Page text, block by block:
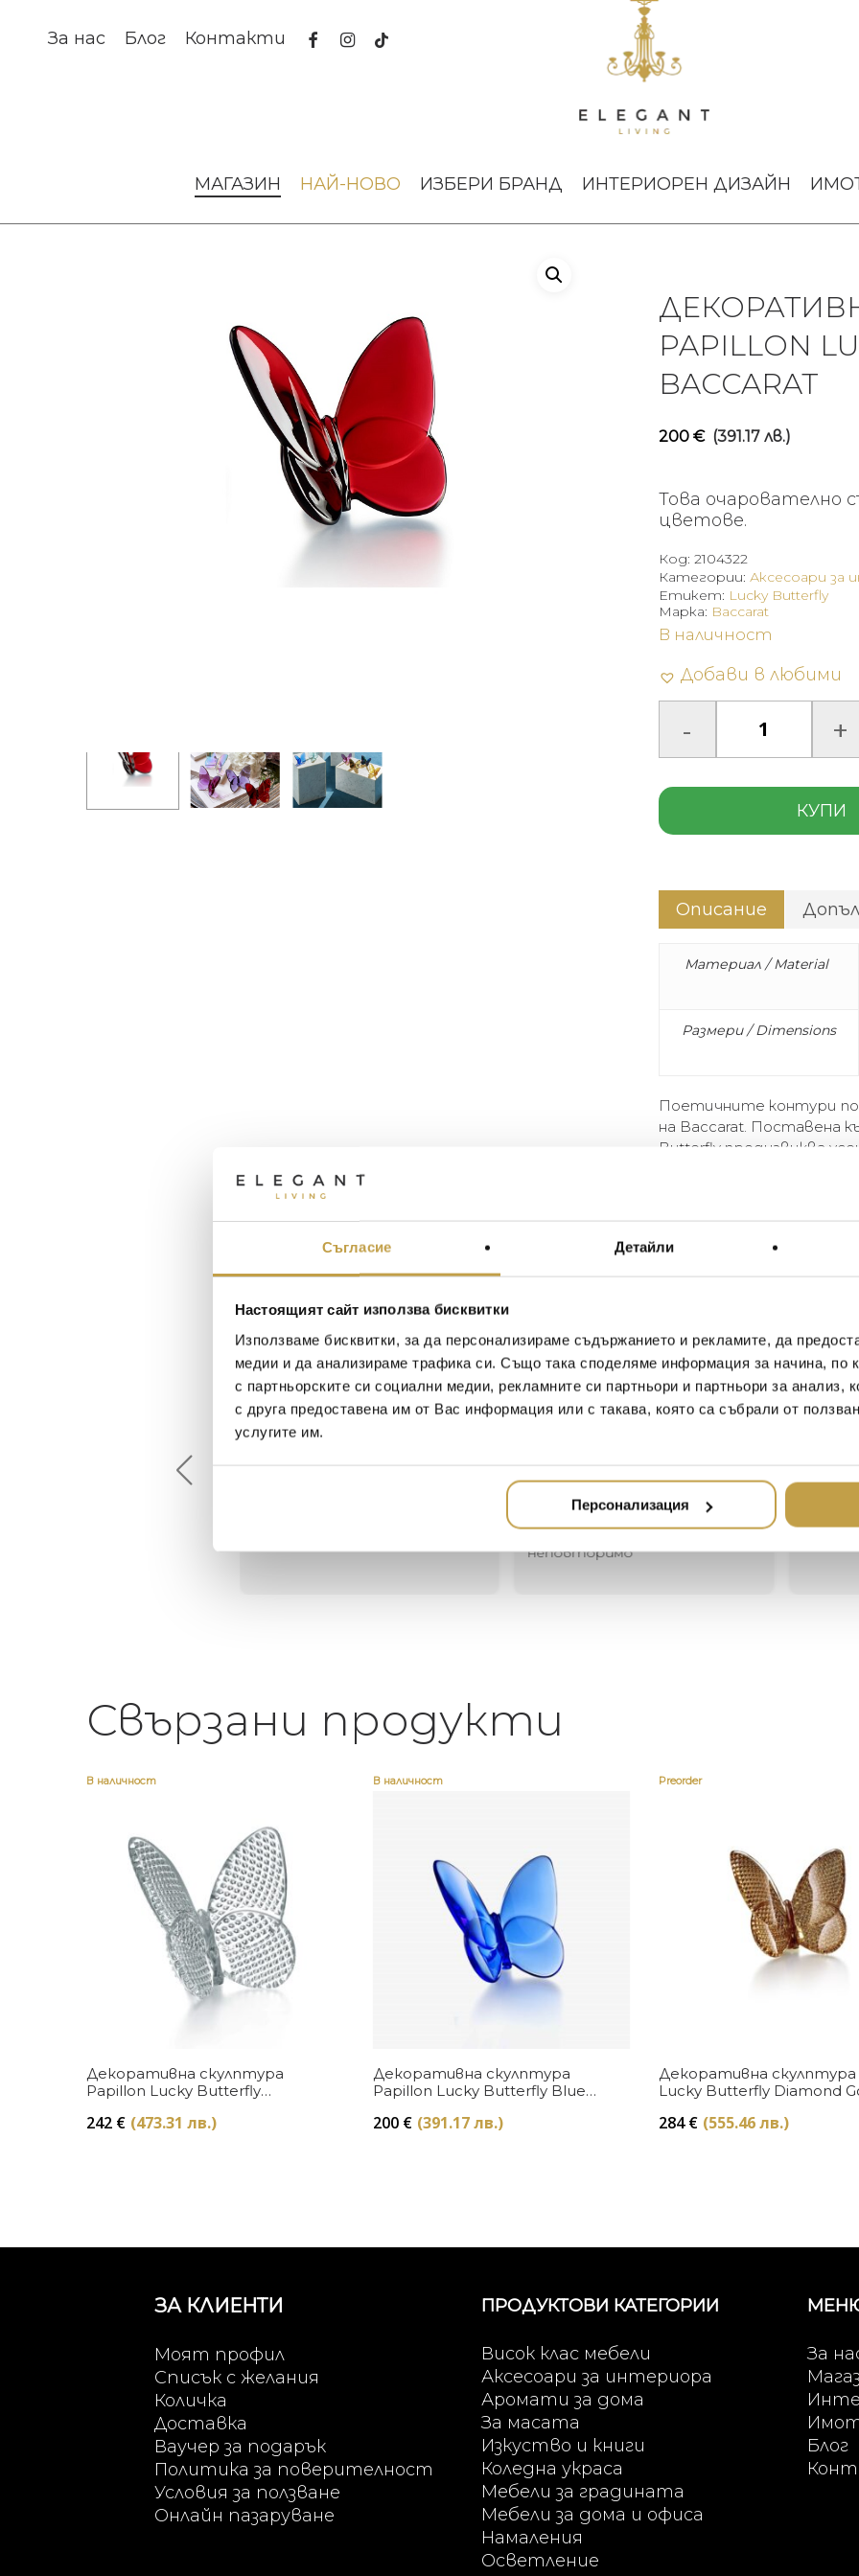
Съгласие Детайли
Настоящият сайт използва бисквитки
Използваме бисквитки, за да персонализираме съдържанието и рекламите, да
медии и да анализираме трафика си. Също така споделяме информация за начина, по
с партньорските си социални медии, рекламните си партньори и партньори за анализ,
с друга предоставена им от Вас информация или с такава, която са събрали от
услугите им.
Персонализация
За нас Блог Контакти facebookinstagram
tiktok
МАГАЗИН НАЙ-НОВО ИЗБЕРИ БРАНД ИНТЕРИОРЕН ДИЗАЙН
PAPILLON
BACCARAT
200 € (391.17 лв.)
Това очарователно
цветове.
Код: 2104322
Категории: Аксесоари за
Етикет: Lucky Butterfly
В наличност
Добави в любими
КУПИ
Марка: Baccarat
Описание
Материал / Material
Размери / Dimensions
Поетичните контури
на Baccarat. Поставена
Butterfly предизвиква
на Evelyne Julienne,
The poetic contours
anywhere in the home, the
momentum and graceful
Julienne, this fascinating
Георги Питов
2021-06-01
Иван Иванов
Един магазин за красив и
елегантен дом. В него ще
намерите всичко, което ще
направи жилището ви
неповторимо
Най-
за
Свързани продукти
В наличност
Купи
Декоративна скулптура
Papillon Lucky Butterfly
242 € (473.31 лв.)
В наличност
Купи
Декоративна скулптура
Papillon Lucky Butterfly Blue
200 € (391.17 лв.)
Preorder
Купи
Декоративна скулптура
Lucky Butterfly Diamond
284€ (555.46 лв.)
ЗА КЛИЕНТИ
Моят профил
Списък с желания
Количка
Доставка
Ваучер за подарък
Политика за поверителност
Условия за ползване
Онлайн пазаруване
ПРОДУКТОВИ КАТЕГОРИИ
Висок клас мебели
Аксесоари за интериора
Аромати за дома
За масата
Изкуство и книги
Коледна украса
Мебели за градината
Мебели за дома и офиса
Намаления
Осветление
За
Блог